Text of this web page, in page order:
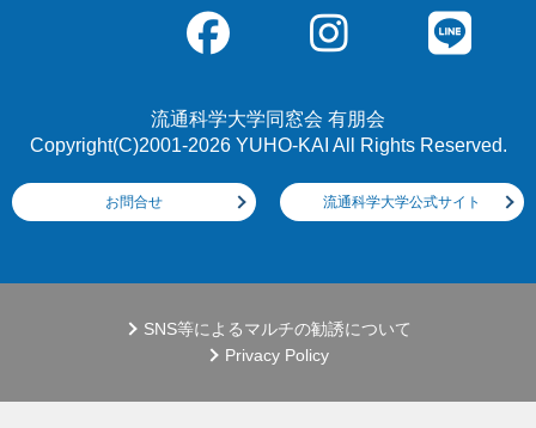
流通科学大学同窓会 有朋会
Copyright(C)2001-2026 YUHO-KAI All Rights Reserved.
お問合せ 流通科学大学公式サイト
SNS等によるマルチの勧誘について
Privacy Policy